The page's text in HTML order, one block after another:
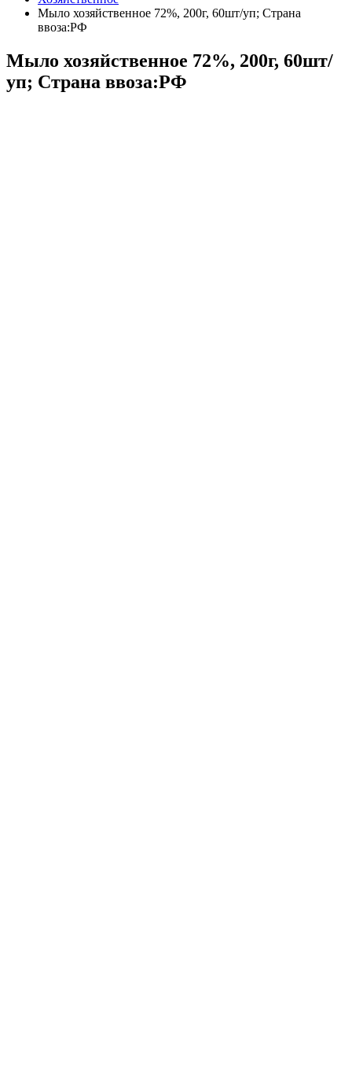
Мыло хозяйственное 72%, 200г, 60шт/уп; Страна
ввоза:РФ
Мыло хозяйственное 72%, 200г, 60шт/
уп; Страна ввоза:РФ